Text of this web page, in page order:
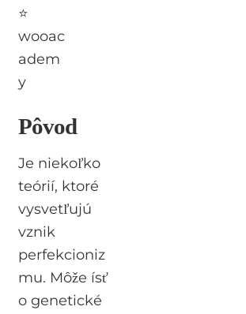
⭐
wooac
adem
y
Pôvod
Je niekoľko
teórií, ktoré
vysvetľujú
vznik
perfekcioniz
mu. Môže ísť
o genetické